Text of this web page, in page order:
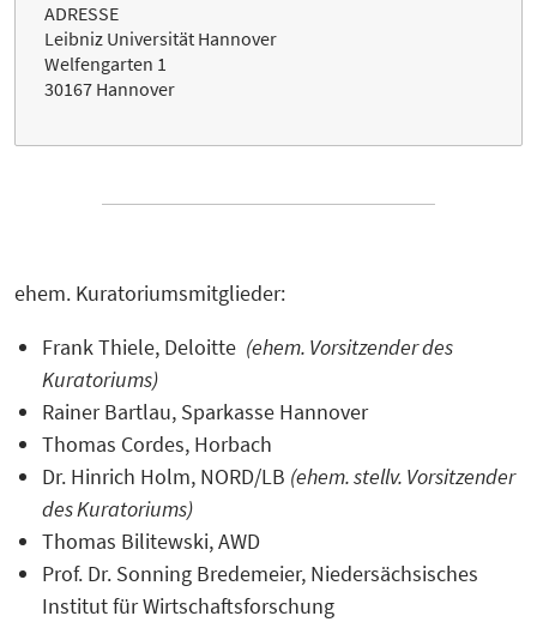
ADRESSE
Leibniz Universität Hannover
Welfengarten 1
30167 Hannover
ehem. Kuratoriumsmitglieder:
Frank Thiele, Deloitte (ehem. Vorsitzender des
Kuratoriums)
Rainer Bartlau, Sparkasse Hannover
Thomas Cordes, Horbach
Dr. Hinrich Holm, NORD/LB (ehem. stellv. Vorsitzender
des Kuratoriums)
Thomas Bilitewski, AWD
Prof. Dr. Sonning Bredemeier, Niedersächsisches
Institut für Wirtschaftsforschung